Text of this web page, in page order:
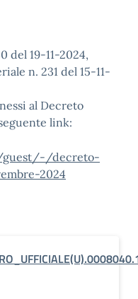
del 19-11-2024,
n. 231 del 15-11-
al Decreto
link:
guest/-/decreto-
2024